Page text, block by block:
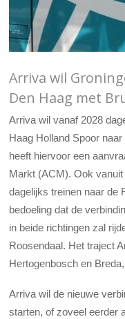
Arriva wil
Den Haag met
Arriva wil vanaf 2028
Haag Holland Spoor
heeft hiervoor een
Markt (ACM). Ook
dagelijks treinen naar de
bedoeling dat de
in beide richtingen zal
Roosendaal. Het traject
Hertogenbosch en
Arriva wil de nieuwe
starten, of zoveel eerder